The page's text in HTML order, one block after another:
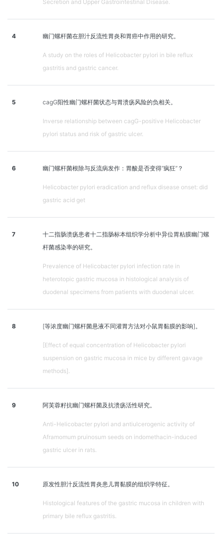
Secretion and Upper Gastrointestinal Disease.
4 幽门螺杆菌在胆汁反流性胃炎和胃癌中作用的研究。
A study on the roles of Helicobacter pylori in bile reflux
gastritis and gastric cancer.
5 cagG阳性幽门螺杆菌状态与胃溃疡风险的负相关。
Inverse relationship between cagG-positive Helicobacter
pylori status and risk of gastric ulcer.
6 幽门螺杆菌根除与反流病发作：胃酸是否变得“疯狂”？
Helicobacter pylori eradication and reflux disease onset: did
gastric acid get
7
十二指肠溃疡患者十二指肠标本组织学分析中异位胃粘膜幽门螺
杆菌感染率的研究。
Prevalence of Helicobacter pylori infection rate in
heterotopic gastric mucosa in histological analysis of
duodenal specimens from patients with duodenal ulcer.
8 [等浓度幽门螺杆菌悬液不同灌胃方法对小鼠胃黏膜的影响]。
[Effect of equal concentration of Helicobacter pylori
suspension on gastric mucosa in mice by different gavage
methods].
9 阿芙蓉籽抗幽门螺杆菌及抗溃疡活性研究。
Anti-Helicobacter pylori and antiulcerogenic activity of
Aframomum pruinosum seeds on indomethacin-induced
gastric ulcer in rats.
10 原发性胆汁反流性胃炎患儿胃黏膜的组织学特征。
Histological features of the gastric mucosa in children with
primary bile reflux gastritis.